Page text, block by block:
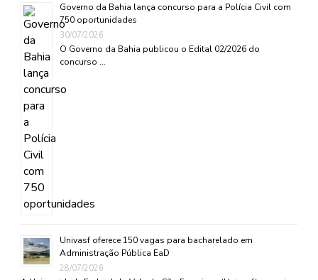
Governo da Bahia lança concurso para a Polícia Civil com
750 oportunidades
30/07/2026
O Governo da Bahia publicou o Edital 02/2026 do
concurso …
Univasf oferece 150 vagas para bacharelado em
Administração Pública EaD
28/07/2026